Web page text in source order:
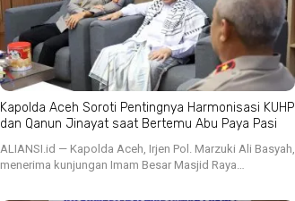
Kapolda Aceh Soroti Pentingnya Harmonisasi KUHP
dan Qanun Jinayat saat Bertemu Abu Paya Pasi
ALIANSI.id — Kapolda Aceh, Irjen Pol. Marzuki Ali Basyah,
menerima kunjungan Imam Besar Masjid Raya…